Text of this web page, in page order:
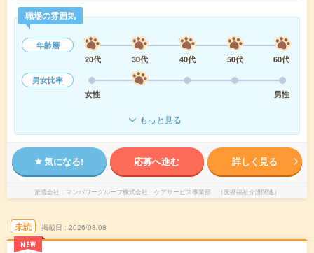
職場の雰囲気
年齢層
20代
30代 40代 50代
60代
男女比率
女性
男性
もっと見る
気になる! 応募へ進む 詳しく見る
派遣会社 マンパワーグループ株式会社 ケアサービス事業部 （医療福祉介護関連）
未読
NEW
掲載日 2026/08/08